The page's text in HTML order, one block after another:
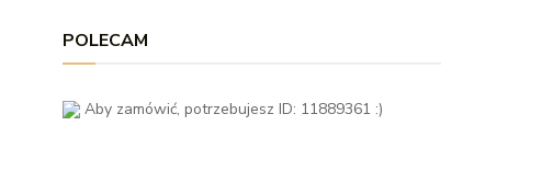
POLECAM
Aby zamówić, potrzebujesz ID: 11889361 :)